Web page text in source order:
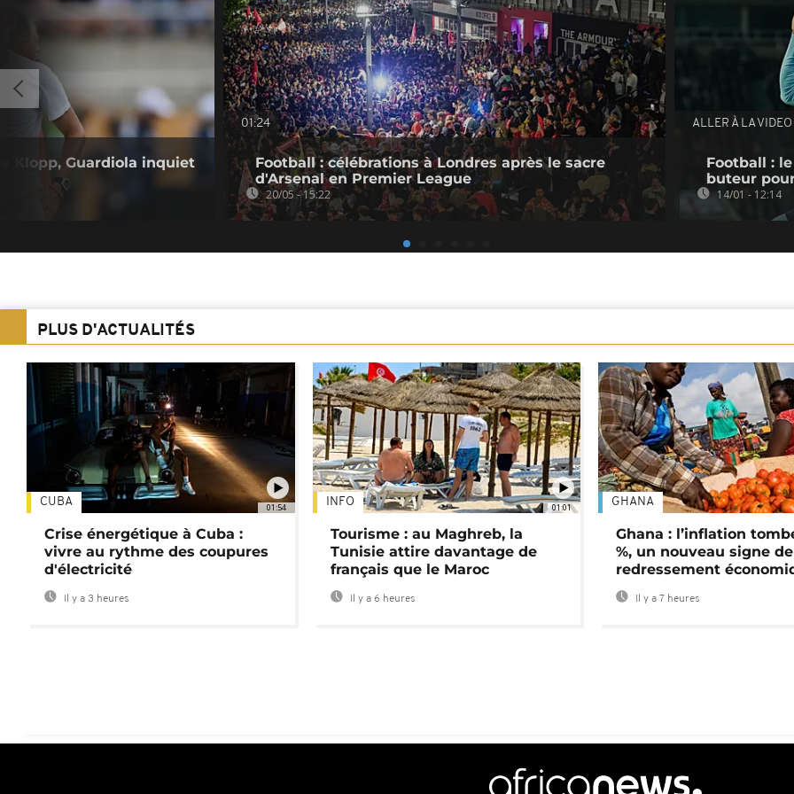
Klopp, Guardiola inquiet
01:24
Football : célébrations à Londres après le sacre
d'Arsenal en Premier League
20/05 - 15:22
ALLER À LA VIDEO
Football :
buteur
14/01 - 12:14
PLUS D'ACTUALITÉS
01:54
CUBA
Crise énergétique à Cuba :
vivre au rythme des coupures
d'électricité
Il y a 3 heures
01:01
INFO
Tourisme : au Maghreb, la
Tunisie attire davantage de
français que le Maroc
Il y a 6 heures
GHANA
Ghana : l’inflation
%, un nouveau signe de
redressement
Il y a 7 heures